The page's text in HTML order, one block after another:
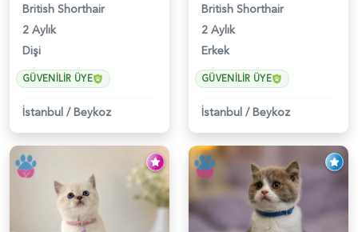
British Shorthair
2 Aylık
Dişi
GÜVENILIR ÜYE
İstanbul /Beykoz
British Shorthair
2 Aylık
Erkek
GÜVENILIR ÜYE
İstanbul /Beykoz